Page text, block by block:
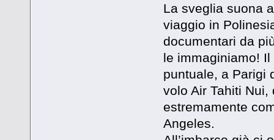
La sveglia suona
viaggio in
documentari da
le immaginiamo!
puntuale, a Parigi
volo Air Tahiti
estremamente
Angeles.